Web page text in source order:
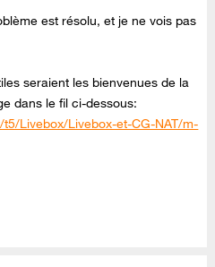
est résolu, et je ne vois pas
seraient les bienvenues de la
dans le fil ci-dessous:
Livebox/Livebox-et-CG-NAT/m-